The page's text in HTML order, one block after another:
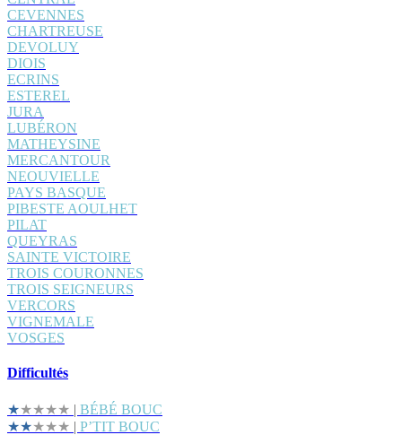
CEVENNES
CHARTREUSE
DEVOLUY
DIOIS
ECRINS
ESTEREL
JURA
LUBÉRON
MATHEYSINE
MERCANTOUR
NEOUVIELLE
PAYS BASQUE
PIBESTE AOULHET
PILAT
QUEYRAS
SAINTE VICTOIRE
TROIS COURONNES
TROIS SEIGNEURS
VERCORS
VIGNEMALE
VOSGES
Difficultés
★★★★★ | BÉBÉ BOUC
★★★★★ | P’TIT BOUC